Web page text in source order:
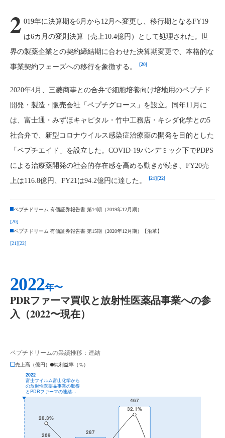
2 019年に決算期を6月から12月へ変更し、移行期となるFY19
は6カ月の変則決算（売上10.4億円）として処理された。世
界の製薬企業との契約締結期に合わせた決算期変更で、本格的な
事業契約フェーズへの移行を象徴する。
[20]
2020年4月、三菱商事との合弁で細胞培養向け培地用のペプチド
開発・製造・販売会社「ペプチグロース」を設立。同年11月に
は、富士通・みずほキャピタル・竹中工務店・キシダ化学との5
社合弁で、新型コロナウイルス感染症治療薬の開発を目的とした
「ペプチエイド」を設立した。COVID-19パンデミック下でPDPS
による治療薬開発の社会的存在感を高める動きが続き、FY20売
上は116.8億円、FY21は94.2億円に達した。
[21] [22]
ペプチドリーム 有価証券報告書 第14期（2019年12月期）
[20]
ペプチドリーム 有価証券報告書 第15期（2020年12月期）【沿革】
[21][22]
2022年〜
PDRファーマ買収と放射性医薬品事業への参
入（2022〜現在）
ペプチドリームの業績推移：連結
売上高（億円）
純利益率（%）